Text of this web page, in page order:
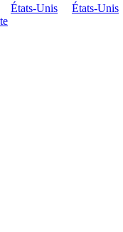
États-Unis
États-Unis